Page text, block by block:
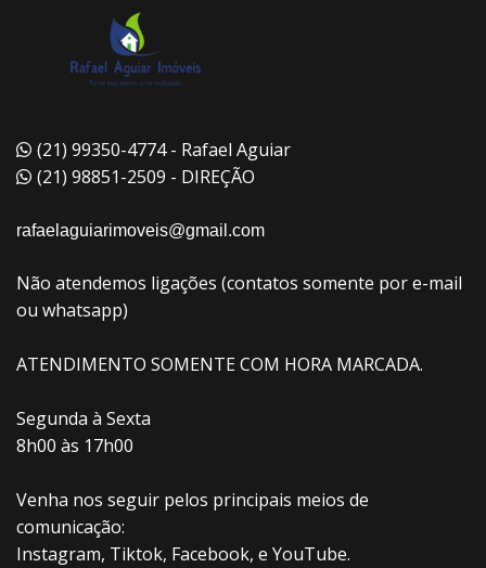
(21) 99350-4774 - Rafael Aguiar
(21) 98851-2509 - DIREÇÃO
rafaelaguiarimoveis@gmail.com
Não atendemos ligações (contatos somente por e-mail
ou whatsapp)
ATENDIMENTO SOMENTE COM HORA MARCADA.
Segunda à Sexta
8h00 às 17h00
Venha nos seguir pelos principais meios de
comunicação:
Instagram, Tiktok, Facebook, e YouTube.